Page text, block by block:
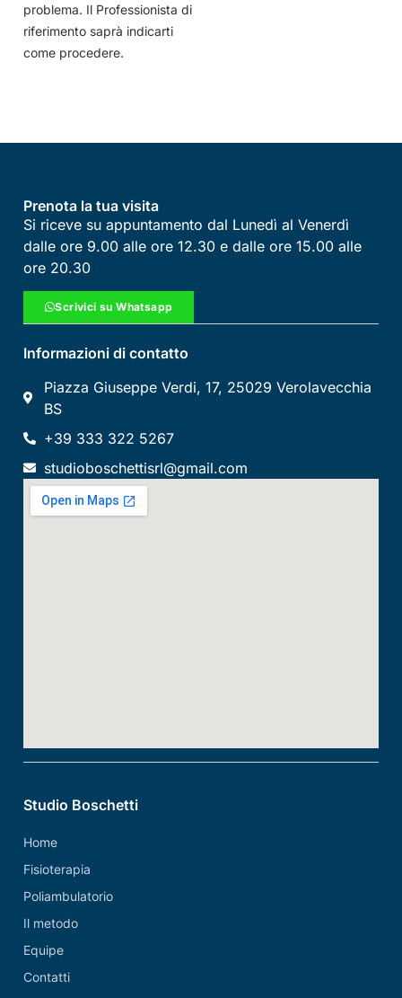
problema. Il Professionista di
riferimento saprà indicarti
come procedere.
Prenota la tua visita
Si riceve su appuntamento dal Lunedì al Venerdì
dalle ore 9.00 alle ore 12.30 e dalle ore 15.00 alle
ore 20.30
Scrivici su Whatsapp
Informazioni di contatto
Piazza Giuseppe Verdi, 17, 25029 Verolavecchia
BS
+39 333 322 5267
studioboschettisrl@gmail.com
Studio Boschetti
Home
Fisioterapia
Poliambulatorio
Il metodo
Equipe
Contatti